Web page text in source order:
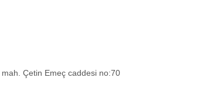
Çetin Emeç caddesi no:70